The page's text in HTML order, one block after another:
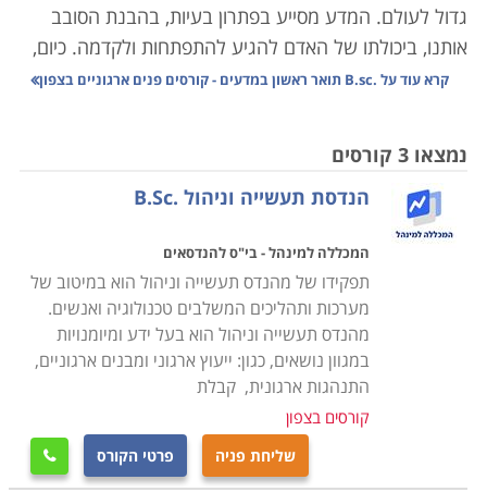
גדול לעולם. המדע מסייע בפתרון בעיות, בהבנת הסובב
אותנו, ביכולתו של האדם להגיע להתפתחות ולקדמה. כיום,
תחום המדעים מבוקש, מתפתח ויוקרתי. מדעים הוא שם
אקולוגיה, אקלים, אטמוספירה, מים, איכות הסביבה, כימיה,
ביולוגיה, מתמטיקה, פיזיקה, אסטרונומיה, ביולוגיה
מולקולארית וננוטכנולוגיה.
לימוד תחום מדעי הסביבה משלב בתוכו מדעי יסוד ככימיה
ופיזיקה, לימודי מחשב ואנגלית ולימודי סביבה. בוגריו הם
מומחים סביבתיים ומוכשרים לעבודה בפיקוח ובשמירה על
תקנים, במפעלים, ברשויות שונות, בגופים לאיכות הסביבה,
מוסדות ממשלתיים וירוקים. תחום זה התפתח וחשיבותו עולה
ככל שגדלה ההבנה וההכרה כי איכות הסביבה היא חיונית
להמשך החיים על פני כדור הארץ.תחום מדעי החיים כולל
קרא עוד על .B.sc תואר ראשון במדעים - קורסים פנים ארגוניים בצפון
נמצאו 3 קורסים
הנדסת תעשייה וניהול .B.Sc
המכללה למינהל - בי"ס להנדסאים
תפקידו של מהנדס תעשייה וניהול הוא במיטוב של
מערכות ותהליכים המשלבים טכנולוגיה ואנשים.
מהנדס תעשייה וניהול הוא בעל ידע ומיומנויות
במגוון נושאים, כגון: ייעוץ ארגוני ומבנים ארגוניים,
התנהגות ארגונית, קבלת
קורסים בצפון
שליחת פניה פרטי הקורס 